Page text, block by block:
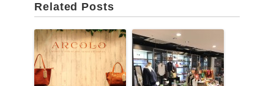
Related Posts